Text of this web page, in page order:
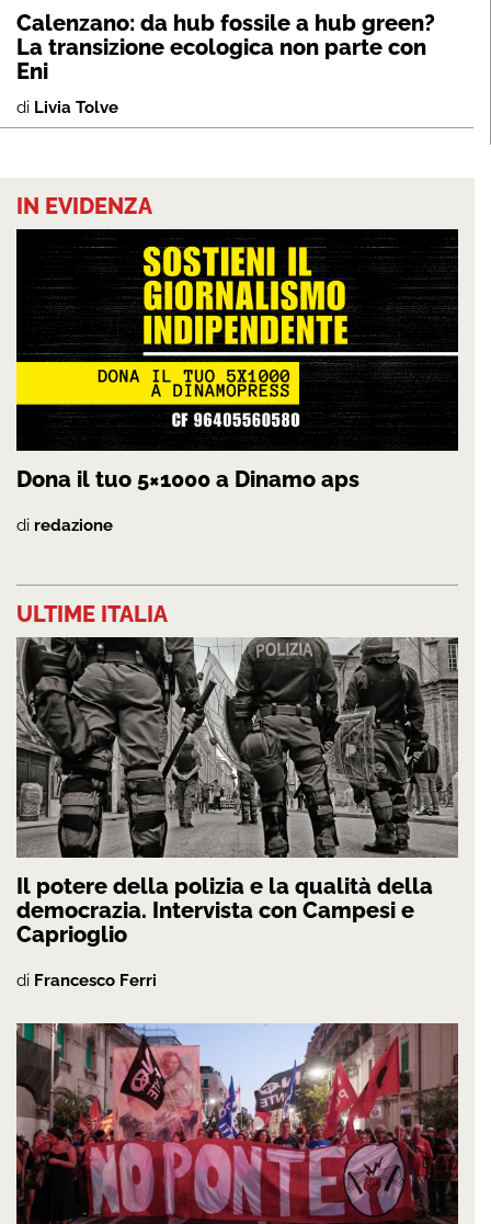
Calenzano: da hub fossile a hub green?
La transizione ecologica non parte con
Eni
di Livia Tolve
IN EVIDENZA
Dona il tuo 5×1000 a Dinamo aps
di redazione
ULTIME ITALIA
Il potere della polizia e la qualità della
democrazia. Intervista con Campesi e
Caprioglio
di Francesco Ferri